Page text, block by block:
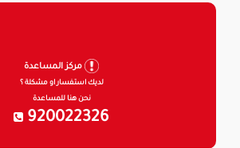
مركز المساعدة
لديك استفسار او مشكلة ؟
نحن هنا للمساعدة
920022326